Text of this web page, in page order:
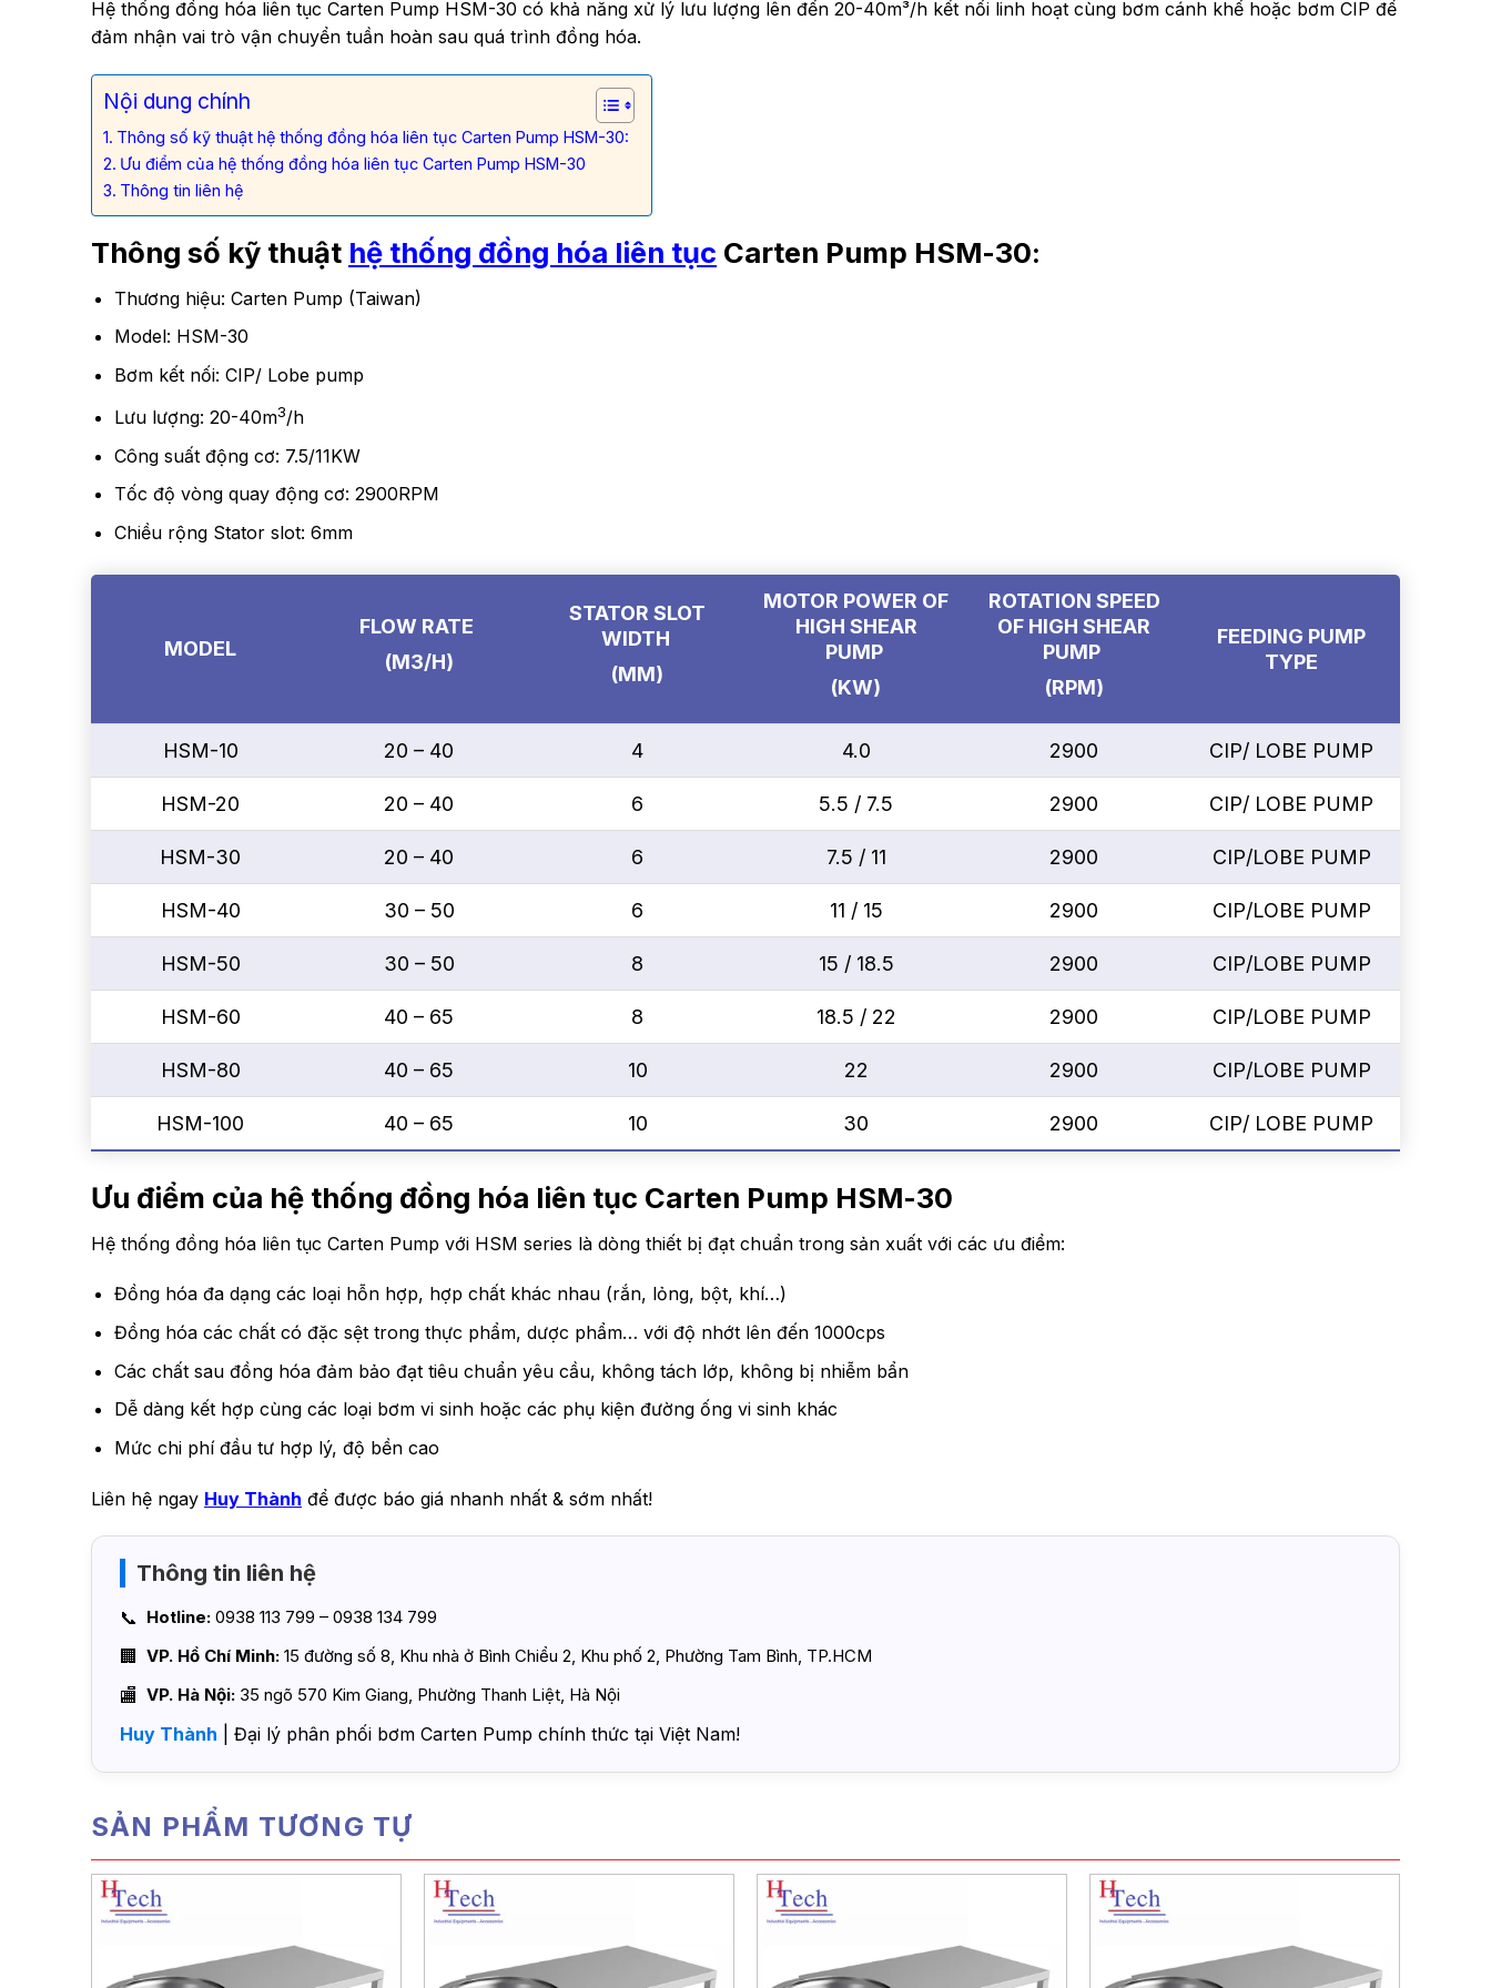
Hệ thống đồng hóa liên tục Carten Pump HSM-30 có khả năng xử lý lưu lượng lên đến 20-40m³/h kết nối linh hoạt cùng bơm cánh khế hoặc bơm CIP để
đảm nhận vai trò vận chuyển tuần hoàn sau quá trình đồng hóa.
Nội dung chính
Thông số kỹ thuật hệ thống đồng hóa liên tục Carten Pump HSM-30:
Ưu điểm của hệ thống đồng hóa liên tục Carten Pump HSM-30
Thông tin liên hệ
Thông số kỹ thuật hệ thống đồng hóa liên tục Carten Pump HSM-30:
Thương hiệu: Carten Pump (Taiwan)
Model: HSM-30
Bơm kết nối: CIP/ Lobe pump
Lưu lượng: 20-40m3/h
Công suất động cơ: 7.5/11KW
Tốc độ vòng quay động cơ: 2900RPM
Chiều rộng Stator slot: 6mm
MODEL
FLOW RATE
(M3/H)
STATOR SLOT
WIDTH
(MM)
MOTOR POWER OF
HIGH SHEAR
PUMP
(KW)
ROTATION SPEED
OF HIGH SHEAR
PUMP
(RPM)
FEEDING PUMP
TYPE
HSM-10 20 – 40 4 4.0 2900 CIP/ LOBE PUMP
HSM-20 20 – 40 6 5.5 / 7.5 2900 CIP/ LOBE PUMP
HSM-30 20 – 40 6 7.5 / 11 2900 CIP/LOBE PUMP
HSM-40 30 – 50 6 11 / 15 2900 CIP/LOBE PUMP
HSM-50 30 – 50 8 15 / 18.5 2900 CIP/LOBE PUMP
HSM-60 40 – 65 8 18.5 / 22 2900 CIP/LOBE PUMP
HSM-80 40 – 65 10 22 2900 CIP/LOBE PUMP
HSM-100 40 – 65 10 30 2900 CIP/ LOBE PUMP
Ưu điểm của hệ thống đồng hóa liên tục Carten Pump HSM-30
Hệ thống đồng hóa liên tục Carten Pump với HSM series là dòng thiết bị đạt chuẩn trong sản xuất với các ưu điểm:
Đồng hóa đa dạng các loại hỗn hợp, hợp chất khác nhau (rắn, lỏng, bột, khí…)
Đồng hóa các chất có đặc sệt trong thực phẩm, dược phẩm… với độ nhớt lên đến 1000cps
Các chất sau đồng hóa đảm bảo đạt tiêu chuẩn yêu cầu, không tách lớp, không bị nhiễm bẩn
Dễ dàng kết hợp cùng các loại bơm vi sinh hoặc các phụ kiện đường ống vi sinh khác
Mức chi phí đầu tư hợp lý, độ bền cao
Liên hệ ngay Huy Thành để được báo giá nhanh nhất & sớm nhất!
Thông tin liên hệ
Hotline: 0938 113 799 – 0938 134 799
VP. Hồ Chí Minh: 15 đường số 8, Khu nhà ở Bình Chiểu 2, Khu phố 2, Phường Tam Bình, TP.HCM
VP. Hà Nội: 35 ngõ 570 Kim Giang, Phường Thanh Liệt, Hà Nội
Huy Thành | Đại lý phân phối bơm Carten Pump chính thức tại Việt Nam!
SẢN PHẨM TƯƠNG TỰ